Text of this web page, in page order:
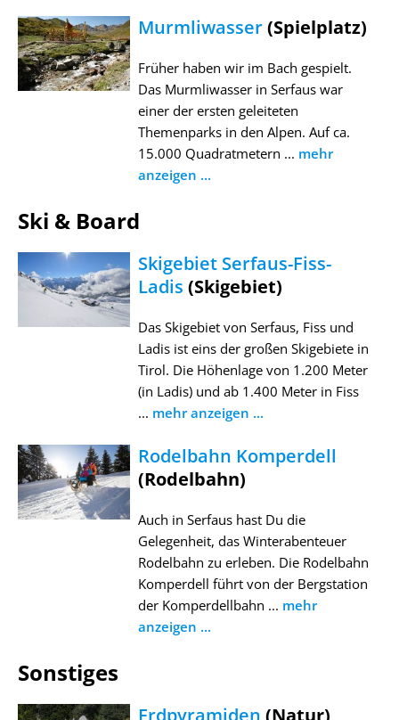
Murmliwasser(Spielplatz)
Früher haben wir im Bach gespielt.
Das Murmliwasser in Serfaus war
einer der ersten geleiteten
Themenparks in den Alpen. Auf ca.
15.000 Quadratmetern ... mehr
anzeigen ...
Ski & Board
Skigebiet Serfaus-Fiss-
Ladis (Skigebiet)
Das Skigebiet von Serfaus, Fiss und
Ladis ist eins der großen Skigebiete in
Tirol. Die Höhenlage von 1.200 Meter
(in Ladis) und ab 1.400 Meter in Fiss
... mehr anzeigen ...
Rodelbahn Komperdell
(Rodelbahn)
Auch in Serfaus hast Du die
Gelegenheit, das Winterabenteuer
Rodelbahn zu erleben. Die Rodelbahn
Komperdell führt von der Bergstation
der Komperdellbahn ... mehr
anzeigen ...
Sonstiges
Erdpyramiden (Natur)